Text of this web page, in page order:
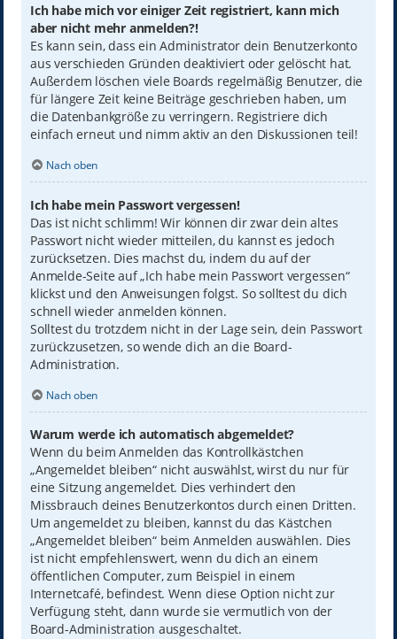
Ich habe mich vor einiger Zeit registriert, kann mich
aber nicht mehr anmelden?!
Es kann sein, dass ein Administrator dein Benutzerkonto
aus verschieden Gründen deaktiviert oder gelöscht hat.
Außerdem löschen viele Boards regelmäßig Benutzer, die
für längere Zeit keine Beiträge geschrieben haben, um
die Datenbankgröße zu verringern. Registriere dich
einfach erneut und nimm aktiv an den Diskussionen teil!
Nach oben
Ich habe mein Passwort vergessen!
Das ist nicht schlimm! Wir können dir zwar dein altes
Passwort nicht wieder mitteilen, du kannst es jedoch
zurücksetzen. Dies machst du, indem du auf der
Anmelde-Seite auf „Ich habe mein Passwort vergessen“
klickst und den Anweisungen folgst. So solltest du dich
schnell wieder anmelden können.
Solltest du trotzdem nicht in der Lage sein, dein Passwort
zurückzusetzen, so wende dich an die Board-
Administration.
Nach oben
Warum werde ich automatisch abgemeldet?
Wenn du beim Anmelden das Kontrollkästchen
„Angemeldet bleiben“ nicht auswählst, wirst du nur für
eine Sitzung angemeldet. Dies verhindert den
Missbrauch deines Benutzerkontos durch einen Dritten.
Um angemeldet zu bleiben, kannst du das Kästchen
„Angemeldet bleiben“ beim Anmelden auswählen. Dies
ist nicht empfehlenswert, wenn du dich an einem
öffentlichen Computer, zum Beispiel in einem
Internetcafé, befindest. Wenn diese Option nicht zur
Verfügung steht, dann wurde sie vermutlich von der
Board-Administration ausgeschaltet.